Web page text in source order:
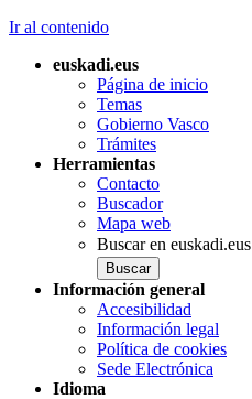
Ir al contenido
euskadi.eus
Página de inicio
Temas
Gobierno Vasco
Trámites
Herramientas
Contacto
Buscador
Mapa web
Buscar en euskadi.eus
Información general
Accesibilidad
Información legal
Política de cookies
Sede Electrónica
Idioma